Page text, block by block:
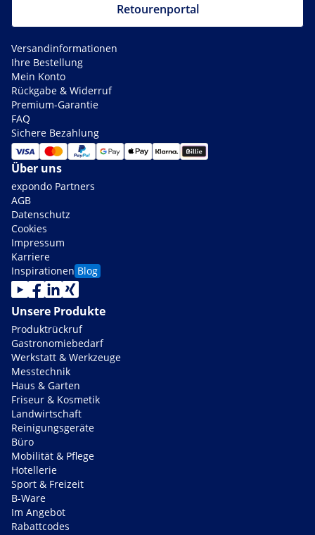
Retourenportal
Versandinformationen
Ihre Bestellung
Mein Konto
Rückgabe & Widerruf
Premium-Garantie
FAQ
Sichere Bezahlung
Über uns
expondo Partners
AGB
Datenschutz
Cookies
Impressum
Karriere
Inspirationen Blog
Unsere Produkte
Produktrückruf
Gastronomiebedarf
Werkstatt & Werkzeuge
Messtechnik
Haus & Garten
Friseur & Kosmetik
Landwirtschaft
Reinigungsgeräte
Büro
Mobilität & Pflege
Hotellerie
Sport & Freizeit
B-Ware
Im Angebot
Rabattcodes